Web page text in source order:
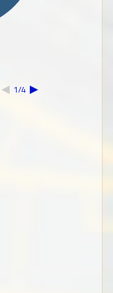
1/4